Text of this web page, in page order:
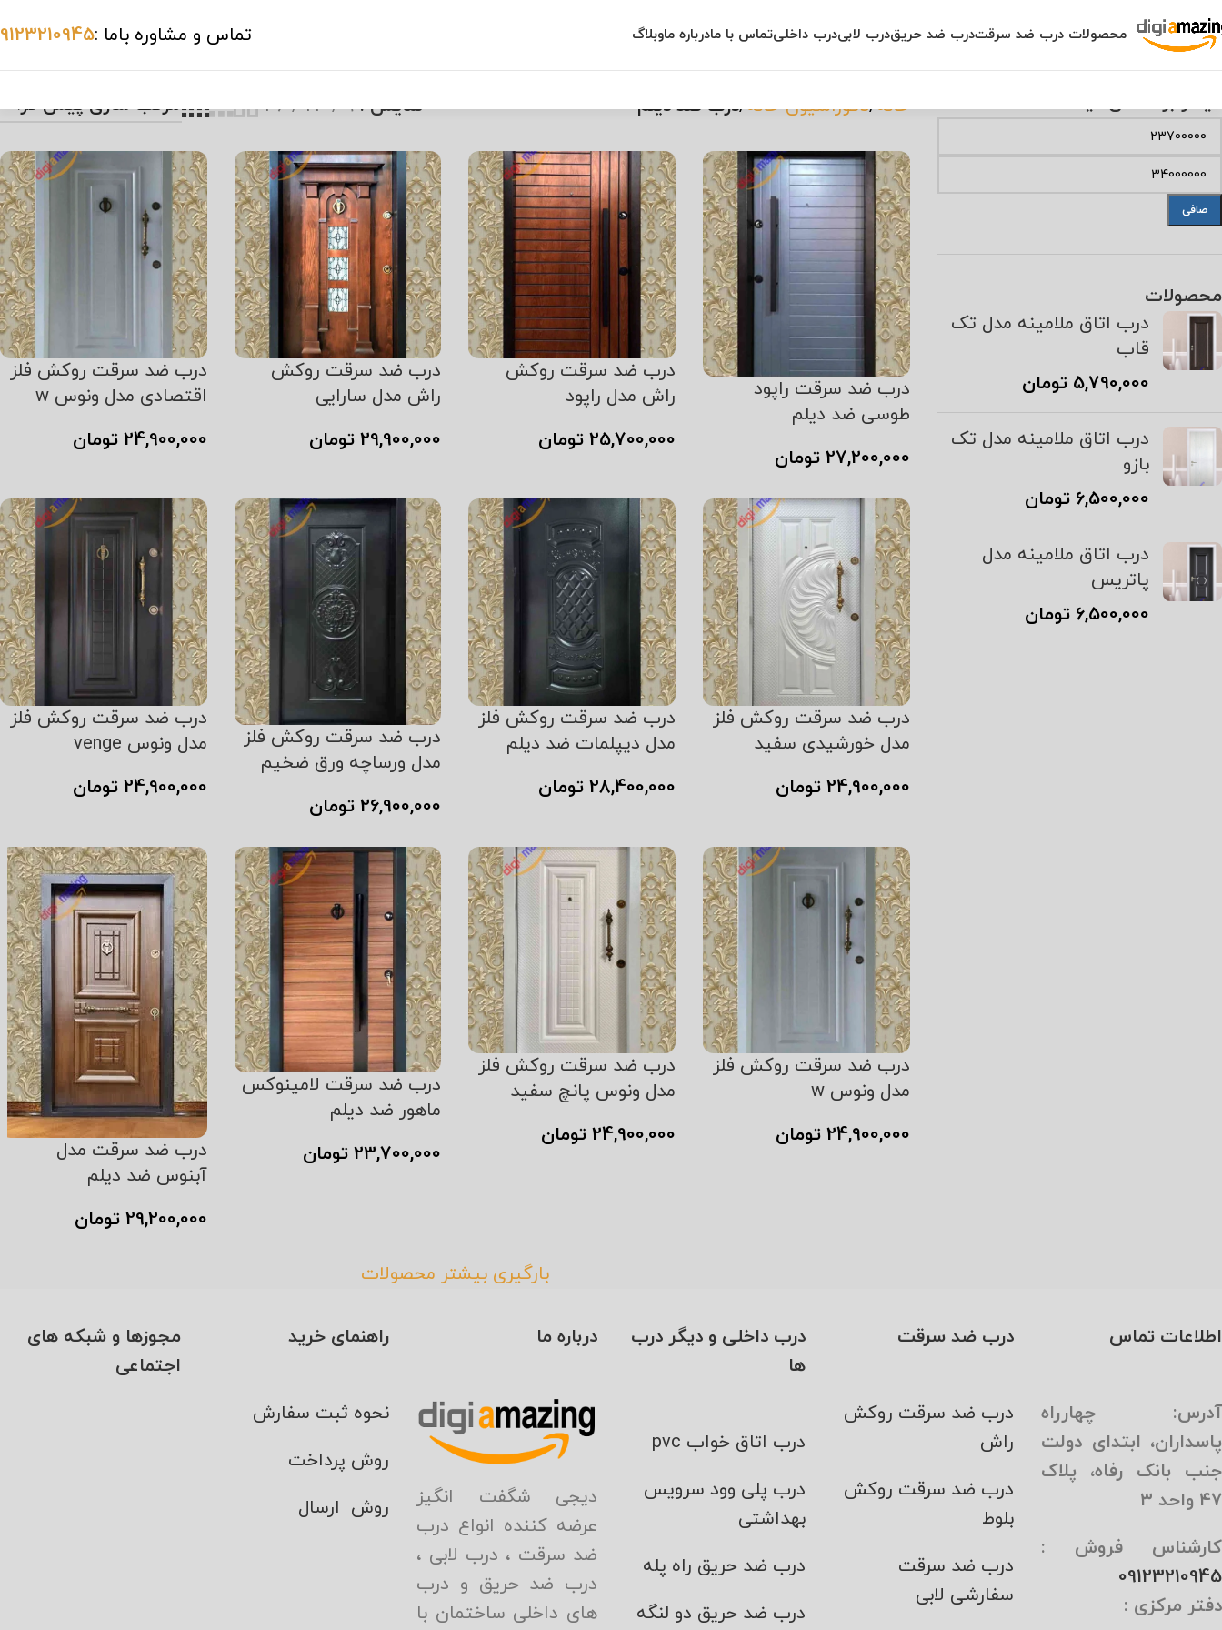
محصولات درب ضد سرقتدرب ضد حریقدرب لابیدرب داخلیتماس با مادرباره ماوبلاگ تماس و مشاوره باما :
درب ضد دیلم
فیلتر بر اساس قیمت
صافی
محصولات
درب اتاق ملامینه مدل تک
قاب
5,790,000 تومان
درب اتاق ملامینه مدل تک
بازو
6,500,000 تومان
درب اتاق ملامینه مدل
پاتریس
6,500,000 تومان
خانه دکوراسیون خانه درب ضد دیلم نمایش 9
24
36
درب ضد سرقت راپود
طوسی ضد دیلم
27,200,000 تومان
درب ضد سرقت روکش
راش مدل راپود
25,700,000 تومان
درب ضد سرقت روکش
راش مدل سارایی
29,900,000 تومان
درب ضد سرقت روکش فلز
اقتصادی مدل ونوس w
24,900,000 تومان
درب ضد سرقت روکش فلز
مدل خورشیدی سفید
24,900,000 تومان
درب ضد سرقت روکش فلز
مدل دیپلمات ضد دیلم
28,400,000 تومان
درب ضد سرقت روکش فلز
مدل ورساچه ورق ضخیم
26,900,000 تومان
درب ضد سرقت روکش فلز
مدل ونوس venge
24,900,000 تومان
درب ضد سرقت روکش فلز
مدل ونوس w
24,900,000 تومان
درب ضد سرقت روکش فلز
مدل ونوس پانچ سفید
24,900,000 تومان
درب ضد سرقت لامینوکس
ماهور ضد دیلم
23,700,000 تومان
درب ضد سرقت مدل
آبنوس ضد دیلم
29,200,000 تومان
بارگیری بیشتر محصولات
اطلاعات تماس
آدرس: چهارراه
پاسداران، ابتدای دولت
جنب بانک رفاه، پلاک
۴۷ واحد ۳
کارشناس فروش :
09123210945
دفتر مرکزی :
درب ضد سرقت
درب ضد سرقت روکش
راش
درب ضد سرقت روکش
بلوط
درب ضد سرقت
سفارشی لابی
درب داخلی و دیگر درب
ها
درب اتاق خواب pvc
درب پلی وود سرویس
بهداشتی
درب ضد حریق راه پله
درب ضد حریق دو لنگه
درباره ما
دیجی شگفت انگیز
عرضه کننده انواع درب
ضد سرقت ، درب لابی ،
درب ضد حریق و درب
های داخلی ساختمان با
راهنمای خرید
نحوه ثبت سفارش
روش پرداخت
روش ارسال
مجوزها و شبکه های
اجتماعی